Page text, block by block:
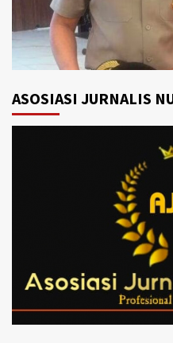
ASOSIASI JURNALIS